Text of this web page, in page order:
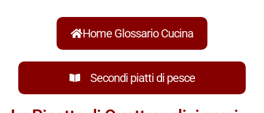
Home Glossario Cucina
Secondi piatti di pesce